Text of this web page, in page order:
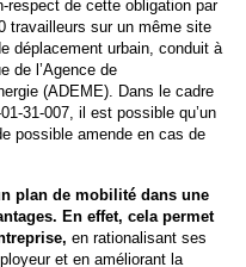
respect de cette obligation par
travailleurs sur un même site
déplacement urbain, conduit à
de l’Agence de
(ADEME). Dans le cadre
31-007, il est possible qu’un
possible amende en cas de
plan de mobilité dans une
En effet, cela permet
en rationalisant ses
et en améliorant la